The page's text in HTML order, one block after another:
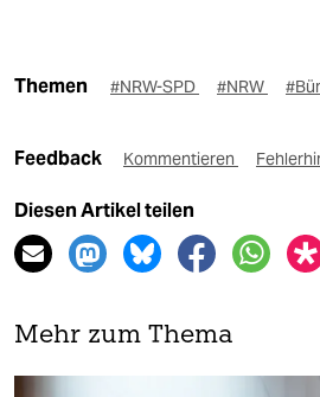
Themen #NRW-SPD #NRW
Feedback Kommentieren
Diesen Artikel teilen
Mehr zum Thema